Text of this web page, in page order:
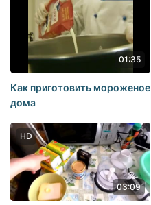
01:35
Как приготовить мороженое
дома
HD
03:09